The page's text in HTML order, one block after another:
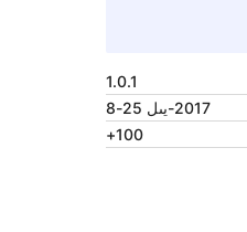
1.0.1
2017-يىل 25-8
100+